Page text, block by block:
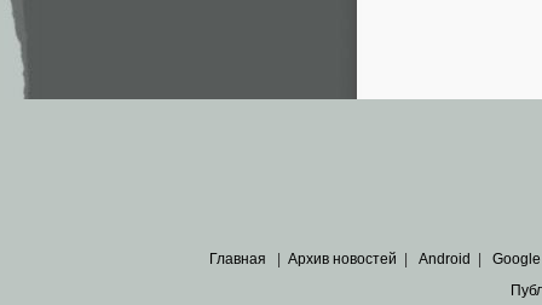
Главная Архив новостей Android Google